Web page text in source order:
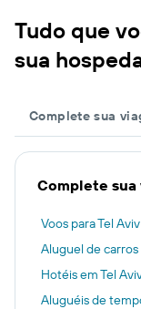
Tudo que
sua
Complete sua
Complete sua
Voos para Tel Aviv
Aluguel de carros
Hotéis em Tel
Aluguéis de